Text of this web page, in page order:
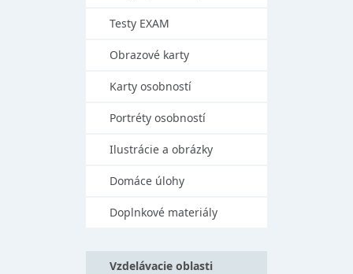
Testy EXAM
Obrazové karty
Karty osobností
Portréty osobností
Ilustrácie a obrázky
Domáce úlohy
Doplnkové materiály
Vzdelávacie oblasti